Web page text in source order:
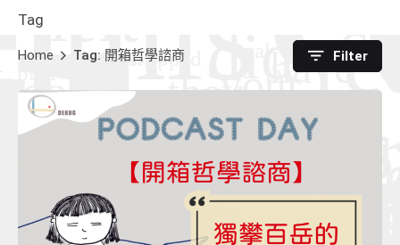
Tag
Home Tag: 開箱哲學諮商 Filter